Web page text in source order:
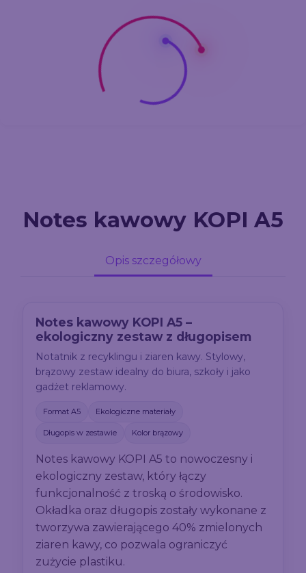
Notes kawowy KOPI A5
Opis szczegółowy
Notes kawowy KOPI A5 –
ekologiczny zestaw z długopisem
Notatnik z recyklingu i ziaren kawy. Stylowy,
brązowy zestaw idealny do biura, szkoły i jako
gadżet reklamowy.
Format A5 Ekologiczne materiały
Długopis w zestawie Kolor brązowy
Notes kawowy KOPI A5 to nowoczesny i
ekologiczny zestaw, który łączy
funkcjonalność z troską o środowisko.
Okładka oraz długopis zostały wykonane z
tworzywa zawierającego 40% zmielonych
ziaren kawy, co pozwala ograniczyć
zużycie plastiku.